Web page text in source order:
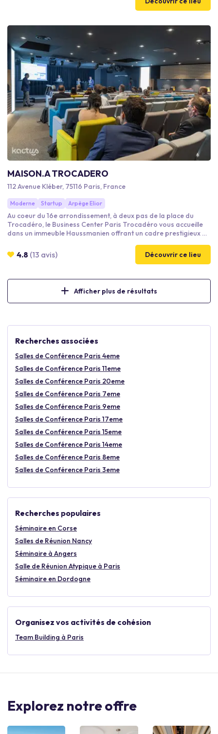
Recherches associées
Salles de Conférence Paris 4eme
Salles de Conférence Paris 11eme
Salles de Conférence Paris 20eme
Salles de Conférence Paris 7eme
Salles de Conférence Paris 9eme
Salles de Conférence Paris 17eme
Salles de Conférence Paris 15eme
Salles de Conférence Paris 14eme
Salles de Conférence Paris 8eme
Salles de Conférence Paris 3eme
Recherches populaires
Séminaire en Corse
Salles de Réunion Nancy
Séminaire à Angers
Salle de Réunion Atypique à Paris
Séminaire en Dordogne
Organisez vos activités de cohésion
Team Building à Paris
être une réussite, avec toutes les ressources nécessaires à
MAISON.A TROCADERO
112 Avenue Kléber, 75116 Paris, France
Moderne Startup Arpège Elior
Au coeur du 16e arrondissement, à deux pas de la place du
Trocadéro, le Business Center Paris Trocadéro vous accueille
dans un immeuble Haussmanien offrant un cadre prestigieux à
d'infrastructures et d'équipements audiovisuels high tech.
4.8 (13 avis) Découvrir ce lieu
Afficher plus de résultats
Explorez notre offre